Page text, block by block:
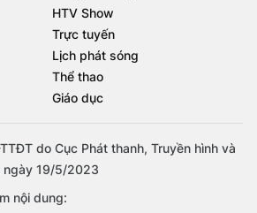
HTV Show
Trực tuyến
Lịch phát sóng
Thể thao
Giáo dục
do Cục Phát thanh, Truyền hình và
ngày 19/5/2023
nội dung: